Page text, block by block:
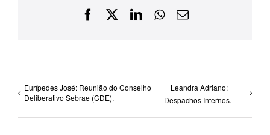
Facebook
X LinkedInWhatsApp
E-
Eurípedes José: Reunião do Conselho
Deliberativo Sebrae (CDE).
Leandra Adriano:
Despachos Internos.